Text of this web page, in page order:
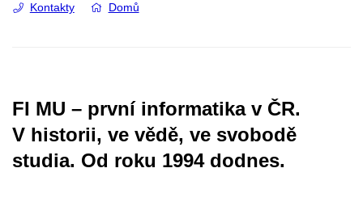
Kontakty Domů
FI MU – první informatika v ČR.
V historii, ve vědě, ve svobodě
studia. Od roku 1994 dodnes.